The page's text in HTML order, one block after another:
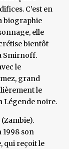
C’est en
biographie
elle
bientôt
Smirnoff.
le
grand
le
Légende noire.
1998 son
qui reçoit le